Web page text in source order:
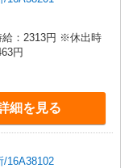
：2313円 ※休出時
円
細を見る
16A38102